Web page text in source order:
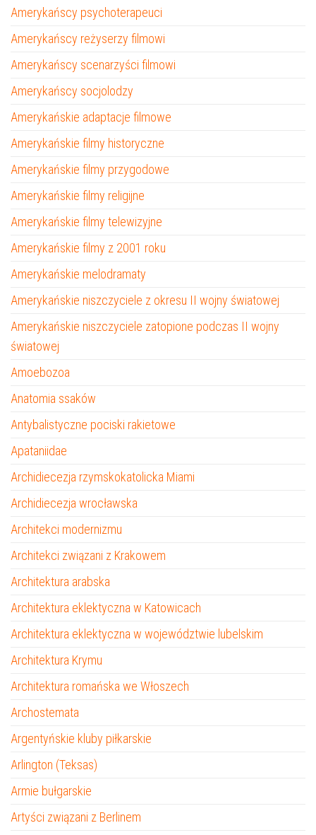
Amerykańscy psychoterapeuci
Amerykańscy reżyserzy filmowi
Amerykańscy scenarzyści filmowi
Amerykańscy socjolodzy
Amerykańskie adaptacje filmowe
Amerykańskie filmy historyczne
Amerykańskie filmy przygodowe
Amerykańskie filmy religijne
Amerykańskie filmy telewizyjne
Amerykańskie filmy z 2001 roku
Amerykańskie melodramaty
Amerykańskie niszczyciele z okresu II wojny światowej
Amerykańskie niszczyciele zatopione podczas II wojny
światowej
Amoebozoa
Anatomia ssaków
Antybalistyczne pociski rakietowe
Apataniidae
Archidiecezja rzymskokatolicka Miami
Archidiecezja wrocławska
Architekci modernizmu
Architekci związani z Krakowem
Architektura arabska
Architektura eklektyczna w Katowicach
Architektura eklektyczna w województwie lubelskim
Architektura Krymu
Architektura romańska we Włoszech
Archostemata
Argentyńskie kluby piłkarskie
Arlington (Teksas)
Armie bułgarskie
Artyści związani z Berlinem